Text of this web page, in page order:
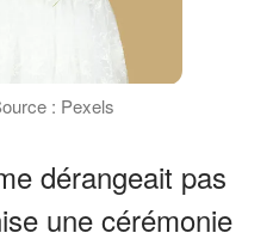
: Pexels
dérangeait pas
une cérémonie